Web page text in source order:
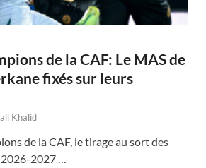
de la CAF: Le MAS de
fixés sur leurs
Khalid
de la CAF, le tirage au sort des
2027 …